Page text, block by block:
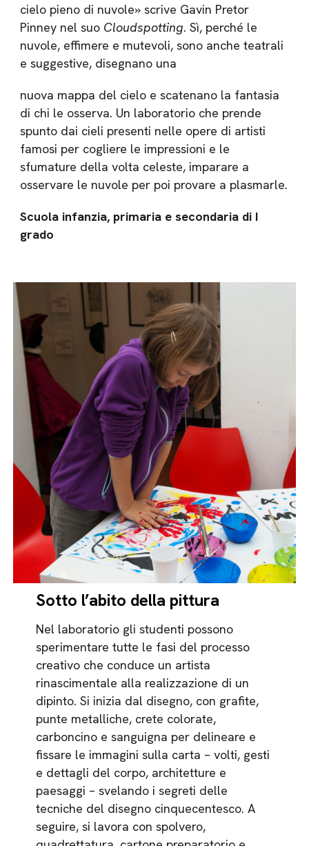
cielo pieno di nuvole» scrive Gavin Pretor
Pinney nel suo Cloudspotting. Sì, perché le
nuvole, effimere e mutevoli, sono anche teatrali
e suggestive, disegnano una
nuova mappa del cielo e scatenano la fantasia
di chi le osserva. Un laboratorio che prende
spunto dai cieli presenti nelle opere di artisti
famosi per cogliere le impres­sioni e le
sfumature della volta celeste, imparare a
osservare le nuvole per poi provare a plasmarle.
Scuola infanzia, primaria e secondaria di I
grado
Sotto l’abito della pittura
Nel laboratorio gli studenti possono
sperimentare tutte le fasi del processo
creativo che conduce un artista
rinascimentale alla realizzazione di un
dipinto. Si inizia dal disegno, con grafite,
punte metalliche, crete colorate,
carboncino e sanguigna per delineare e
fissare le immagini sulla carta – volti, gesti
e dettagli del corpo, architetture e
paesaggi – svelando i segreti delle
tecniche del disegno cinquecentesco. A
seguire, si lavora con spolvero,